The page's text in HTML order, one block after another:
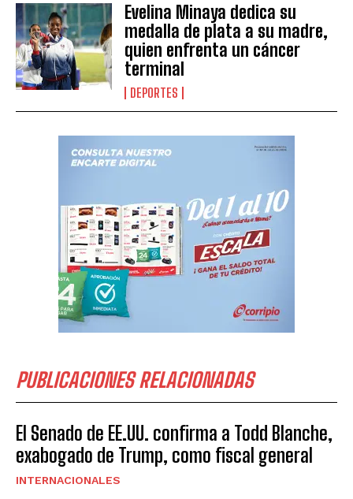
Evelina Minaya dedica su
medalla de plata a su madre,
quien enfrenta un cáncer
terminal
DEPORTES
PUBLICACIONES RELACIONADAS
El Senado de EE.UU. confirma a Todd Blanche,
exabogado de Trump, como fiscal general
INTERNACIONALES